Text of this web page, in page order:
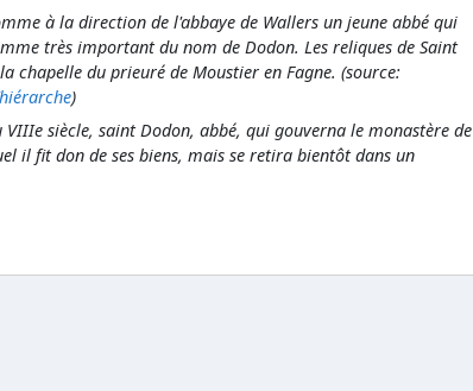
à la direction de l'abbaye de Wallers un jeune abbé qui
très important du nom de Dodon. Les reliques de Saint
chapelle du prieuré de Moustier en Fagne. (source:
)
VIIIe siècle, saint Dodon, abbé, qui gouverna le monastère de
il fit don de ses biens, mais se retira bientôt dans un